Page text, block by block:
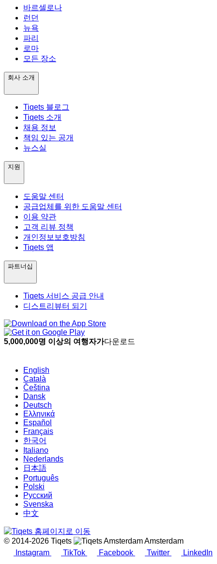
바르셀로나
런던
뉴욕
파리
로마
모든 장소
회사 소개
Tiqets 블로그
Tiqets 소개
채용 정보
책임 있는 공개
뉴스실
지원
도움말 센터
공급업체를 위한 도움말 센터
이용 약관
고객 리뷰 정책
개인정보보호방침
Tiqets 앱
파트너십
Tiqets 서비스 공급 안내
디스트리뷰터 되기
5,000,000명 이상의 여행자가다운로드
English
Català
Čeština
Dansk
Deutsch
Ελληνικά
Español
Français
한국어
Italiano
Nederlands
日本語
Português
Polski
Русский
Svenska
中文
© 2014-2026 Tiqets
Amsterdam
Instagram
TikTok Facebook Twitter LinkedIn